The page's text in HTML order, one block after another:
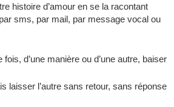
histoire d’amour en se la racontant
sms, par mail, par message vocal ou
d’une manière ou d’une autre, baiser
laisser l’autre sans retour, sans réponse